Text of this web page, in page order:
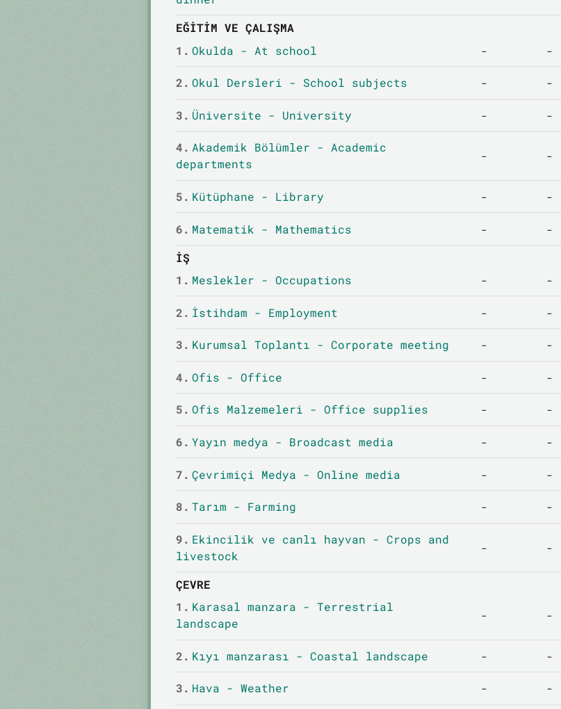
EĞITIM VE ÇALIŞMA
1. Okulda - At school - -
2. Okul Dersleri - School subjects - -
3. Üniversite - University - -
4. Akademik Bölümler - Academic
departments
- -
5. Kütüphane - Library - -
6. Matematik - Mathematics - -
İŞ
1. Meslekler - Occupations - -
2. İstihdam - Employment - -
3. Kurumsal Toplantı - Corporate meeting - -
4. Ofis - Office - -
5. Ofis Malzemeleri - Office supplies - -
6. Yayın medya - Broadcast media - -
7. Çevrimiçi Medya - Online media - -
8. Tarım - Farming - -
9. Ekincilik ve canlı hayvan - Crops and
livestock
- -
ÇEVRE
1. Karasal manzara - Terrestrial
landscape
- -
2. Kıyı manzarası - Coastal landscape - -
3. Hava - Weather - -